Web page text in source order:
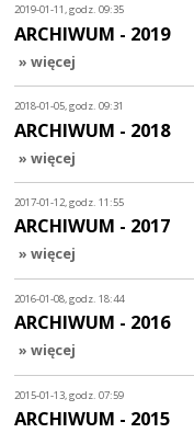
2019-01-11, godz. 09:35
ARCHIWUM - 2019
» więcej
2018-01-05, godz. 09:31
ARCHIWUM - 2018
» więcej
2017-01-12, godz. 11:55
ARCHIWUM - 2017
» więcej
2016-01-08, godz. 18:44
ARCHIWUM - 2016
» więcej
2015-01-13, godz. 07:59
ARCHIWUM - 2015